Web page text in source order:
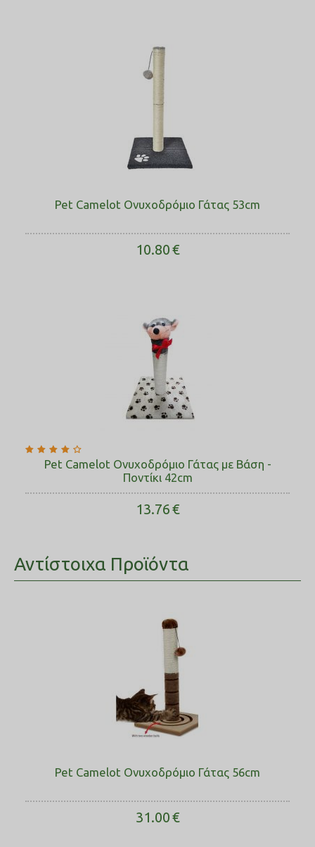
Pet Camelot Ονυχοδρόμιο Γάτας 53cm
10.80€
Pet Camelot Ονυχοδρόμιο Γάτας με Βάση -
Ποντίκι 42cm
13.76€
Αντίστοιχα Προϊόντα
Pet Camelot Ονυχοδρόμιο Γάτας 56cm
31.00€